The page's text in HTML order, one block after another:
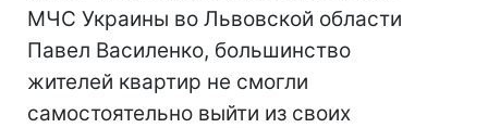
МЧС Украины во Львовской области
Павел Василенко, большинство
жителей квартир не смогли
самостоятельно выйти из своих